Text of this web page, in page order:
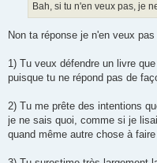
Bah, si tu n'en veux pas, je
Non ta réponse je n'en veux pas
1) Tu veux défendre un livre
puisque tu ne répond pas de
2) Tu me prête des intentions
je ne sais quoi, comme si je
quand même autre chose à faire